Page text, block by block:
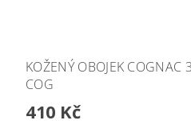
KOŽENÝ OBOJEK
COG
410 Kč